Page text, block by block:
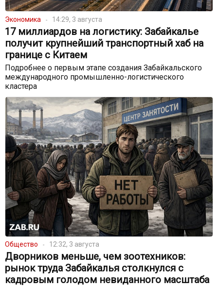
Экономика 14:29, 3 августа
17 миллиардов на логистику: Забайкалье
получит крупнейший транспортный хаб на
границе с Китаем
Подробнее о первым этапе создания Забайкальского
международного промышленно-логистического
кластера
Общество 12:32, 3 августа
Дворников меньше, чем зоотехников:
рынок труда Забайкалья столкнулся с
кадровым голодом невиданного масштаба